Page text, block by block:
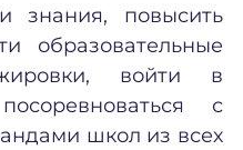
знания, повысить
образовательные
войти в
с
школ из всех